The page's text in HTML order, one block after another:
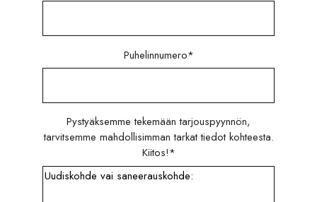
Puhelinnumero*
Pystyäksemme tekemään tarjouspyynnön,
tarvitsemme mahdollisimman tarkat tiedot kohteesta.
Kiitos!*